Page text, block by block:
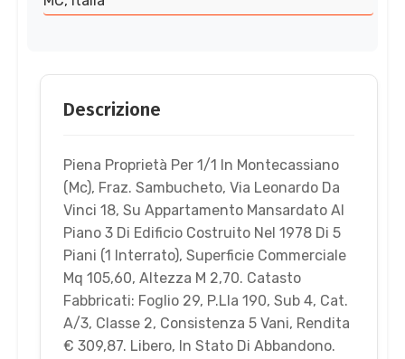
Descrizione
Piena Proprietà Per 1/1 In Montecassiano
(Mc), Fraz. Sambucheto, Via Leonardo Da
Vinci 18, Su Appartamento Mansardato Al
Piano 3 Di Edificio Costruito Nel 1978 Di 5
Piani (1 Interrato), Superficie Commerciale
Mq 105,60, Altezza M 2,70. Catasto
Fabbricati: Foglio 29, P.Lla 190, Sub 4, Cat.
A/3, Classe 2, Consistenza 5 Vani, Rendita
€ 309,87. Libero, In Stato Di Abbandono.